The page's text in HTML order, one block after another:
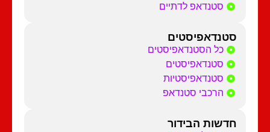
סטנדאפ לדתיים
סטנדאפיסטים
כל הסטנדאפיסטים
סטנדאפיסטים
סטנדאפיסטיות
הרכבי סטנדאפ
חדשות הבידור